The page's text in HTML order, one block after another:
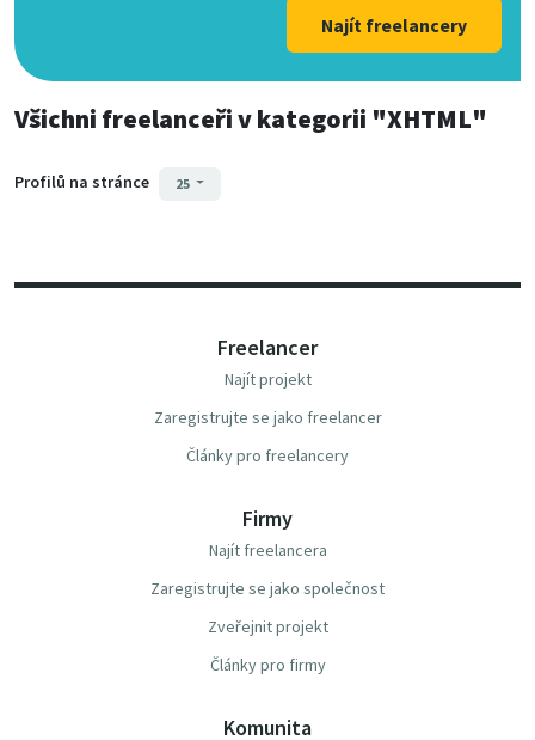
Najít freelancery
Všichni freelanceřiv kategorii "XHTML"
Profilů na stránce 25
Freelancer
Najít projekt
Zaregistrujte se jako freelancer
Články pro freelancery
Firmy
Najít freelancera
Zaregistrujte se jako společnost
Zveřejnit projekt
Články pro firmy
Komunita